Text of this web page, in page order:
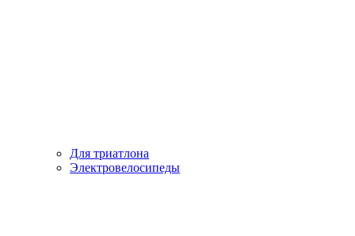
Для триатлона
Электровелосипеды